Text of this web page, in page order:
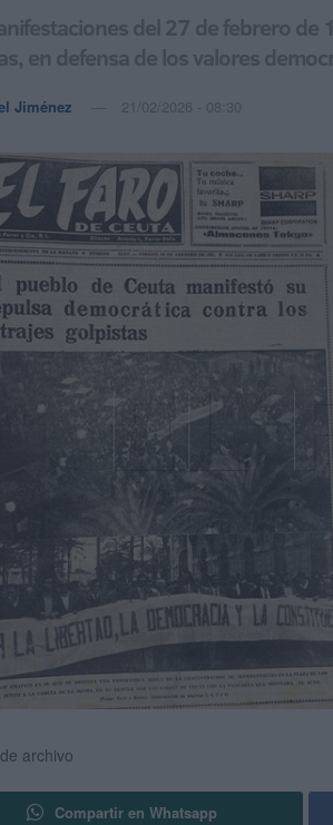
del 27 de febrero
en defensa de los valores
Jiménez 21/02/2026 - 08:30
archivo
Compartir en Whatsapp